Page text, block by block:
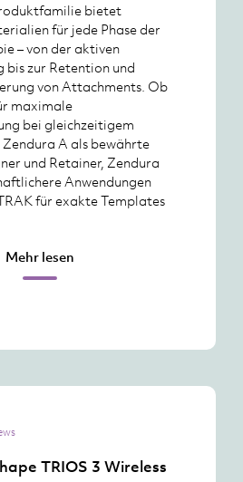
bietet
für jede Phase der
– von der aktiven
bis zur Retention und
von Attachments. Ob
maximale
bei gleichzeitigem
A als bewährte
und Retainer, Zendura
Anwendungen
für exakte Templates
Mehr lesen
TRIOS 3 Wireless